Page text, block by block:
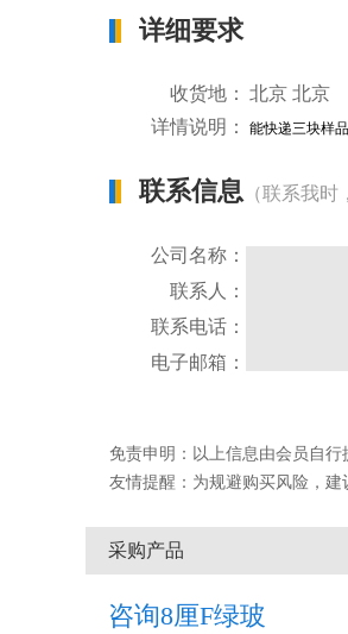
详细要求
收货地： 北京 北京
详情说明：
能快递三块样
联系信息 （联系我
公司名称：
联系人：
联系电话：
电子邮箱：
免责申明：以上信息由会员自行
友情提醒：为规避购买风险，建
采购产品
咨询8厘F绿玻